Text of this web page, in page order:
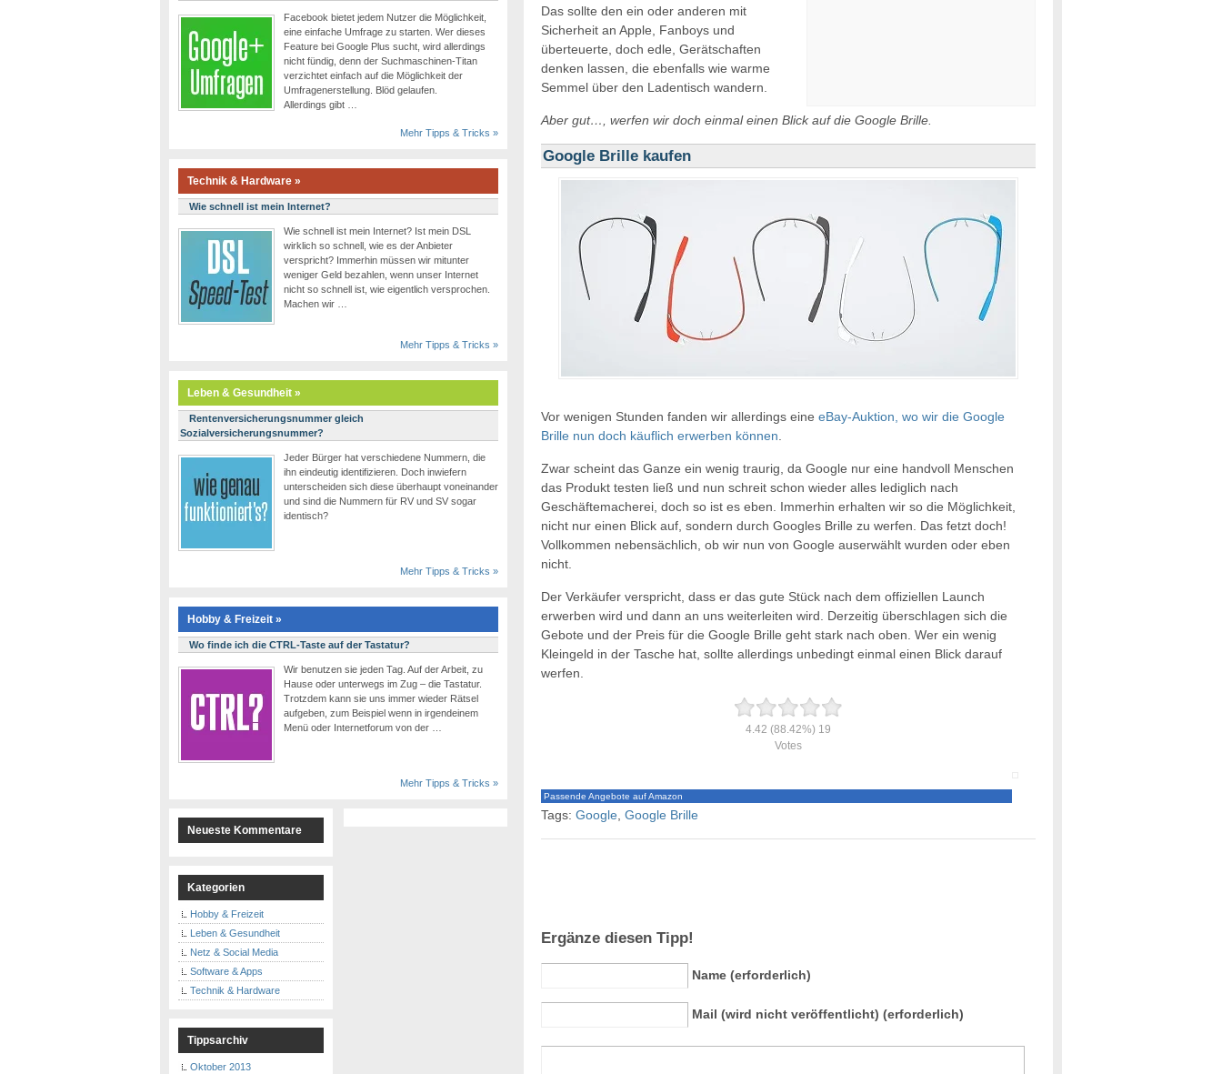
Das sollte den ein oder anderen mit
Sicherheit an Apple, Fanboys und
überteuerte, doch edle, Gerätschaften
denken lassen, die ebenfalls wie warme
Semmel über den Ladentisch wandern.
Aber gut…, werfen wir doch einmal einen Blick auf die Google Brille.
Google Brille kaufen
Vor wenigen Stunden fanden wir allerdings eineeBay-Auktion, wo wir die Google
Brille nun doch käuflich erwerben können
Zwar scheint das Ganze ein wenig traurig, da Google nur eine handvoll Menschen
das Produkt testen ließ und nun schreit schon wieder alles lediglich nach
Geschäftemacherei, doch so ist es eben. Immerhin erhalten wir so die Möglichkeit,
nicht nur einen Blick auf, sondern durch Googles Brille zu werfen. Das fetzt doch!
Vollkommen nebensächlich, ob wir nun von Google auserwählt wurden oder eben
nicht.
Der Verkäufer verspricht, dass er das gute Stück nach dem offiziellen Launch
erwerben wird und dann an uns weiterleiten wird. Derzeitig überschlagen sich die
Gebote und der Preis für die Google Brille geht stark nach oben. Wer ein wenig
Kleingeld in der Tasche hat, sollte allerdings unbedingt einmal einen Blick darauf
werfen.
4.42 (88.42%) 19
Votes
Passende Angebote auf Amazon
Tags:Google ,Google Brille
Ergänze diesen Tipp!
Name (erforderlich)
Mail (wird nicht veröffentlicht) (erforderlich)
Facebook bietet jedem Nutzer die Möglichkeit,
eine einfache Umfrage zu starten. Wer dieses
Feature bei Google Plus sucht, wird allerdings
nicht fündig, denn der Suchmaschinen-Titan
verzichtet einfach auf die Möglichkeit der
Umfragenerstellung. Blöd gelaufen.
Allerdings gibt …
Mehr Tipps & Tricks »
Technik & Hardware »
Wie schnell ist mein Internet?
Wie schnell ist mein Internet? Ist mein DSL
wirklich so schnell, wie es der Anbieter
verspricht? Immerhin müssen wir mitunter
weniger Geld bezahlen, wenn unser Internet
nicht so schnell ist, wie eigentlich versprochen.
Machen wir …
Mehr Tipps & Tricks »
Leben & Gesundheit »
Rentenversicherungsnummer gleich
Sozialversicherungsnummer?
Jeder Bürger hat verschiedene Nummern, die
ihn eindeutig identifizieren. Doch inwiefern
unterscheiden sich diese überhaupt voneinander
und sind die Nummern für RV und SV sogar
identisch?
Mehr Tipps & Tricks »
Hobby & Freizeit »
Wo finde ich die CTRL-Taste auf der Tastatur?
Wir benutzen sie jeden Tag. Auf der Arbeit, zu
Hause oder unterwegs im Zug – die Tastatur.
Trotzdem kann sie uns immer wieder Rätsel
aufgeben, zum Beispiel wenn in irgendeinem
Menü oder Internetforum von der …
Mehr Tipps & Tricks »
Neueste Kommentare
Kategorien
Hobby & Freizeit
Leben & Gesundheit
Netz & Social Media
Software & Apps
Technik & Hardware
Tippsarchiv
Oktober 2013